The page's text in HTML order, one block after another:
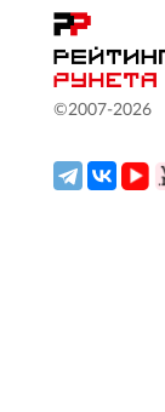
©2007-2026